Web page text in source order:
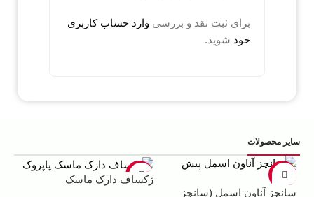
برای ثبت نقد و بررسی وارد حساب کاربری
خود شوید.
سایر محصولات
-13%
سانچز آناون اسمل (سانچز
-22%
ژکساف دارک ماسک